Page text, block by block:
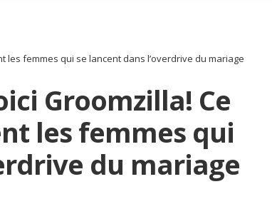
les femmes qui se lancent dans l’overdrive du mariage
Groomzilla! Ce
les femmes qui
du mariage